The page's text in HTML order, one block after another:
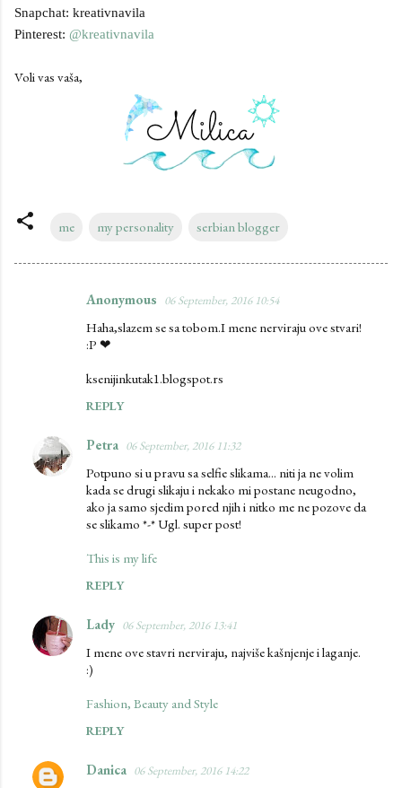
Snapchat: kreativnavila
Pinterest: @kreativnavila
Voli vas vaša,
me my personality serbian blogger
t
Anonymous 06 September, 2016 10:54
Haha,slazem se sa tobom.I mene nerviraju ove stvari!
:P ❤
ksenijinkutak1.blogspot.rs
REPLY
Petra 06 September, 2016 11:32
Potpuno si u pravu sa selfie slikama... niti ja ne volim
kada se drugi slikaju i nekako mi postane neugodno,
ako ja samo sjedim pored njih i nitko me ne pozove da
se slikamo *-* Ugl. super post!
This is my life
REPLY
Lady 06 September, 2016 13:41
I mene ove stavri nerviraju, najviše kašnjenje i laganje.
:)
Fashion, Beauty and Style
REPLY
Danica 06 September, 2016 14:22